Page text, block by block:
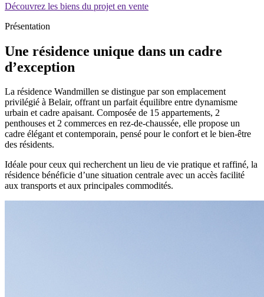
Découvrez les biens du projet en vente
Présentation
Une résidence unique dans un cadre
d’exception
La résidence Wandmillen se distingue par son emplacement
privilégié à Belair, offrant un parfait équilibre entre dynamisme
urbain et cadre apaisant. Composée de 15 appartements, 2
penthouses et 2 commerces en rez-de-chaussée, elle propose un
cadre élégant et contemporain, pensé pour le confort et le bien-être
des résidents.
Idéale pour ceux qui recherchent un lieu de vie pratique et raffiné, la
résidence bénéficie d’une situation centrale avec un accès facilité
aux transports et aux principales commodités.